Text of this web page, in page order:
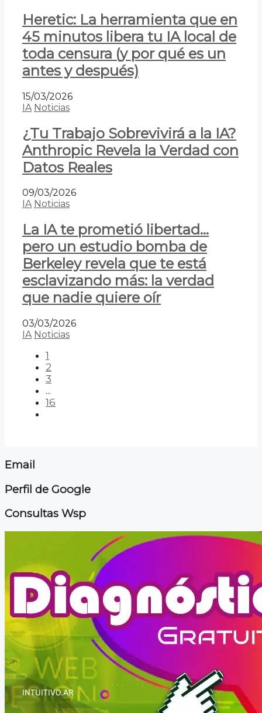
Heretic: La herramienta que en
45 minutos libera tu IA local de
toda censura (y por qué es un
antes y después)
15/03/2026
IA Noticias
¿Tu Trabajo Sobrevivirá a la IA?
Anthropic Revela la Verdad con
Datos Reales
09/03/2026
IA Noticias
La IA te prometió libertad…
pero un estudio bomba de
Berkeley revela que te está
esclavizando más: la verdad
que nadie quiere oír
03/03/2026
IA Noticias
1
2
3
...
16
Email
Perfil de Google
Consultas Wsp